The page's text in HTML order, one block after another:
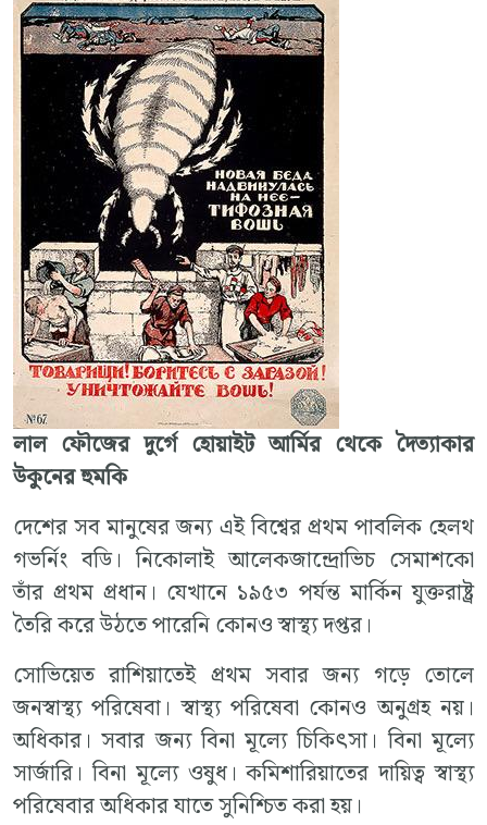
লাল ফৌজের দুর্গে হোয়াইট আর্মির থেকে দৈত্যাকার
উকুনের হুমকি
দেশের সব মানুষের জন্য এই বিশ্বের প্রথম পাবলিক হেলথ
গভর্নিং বডি। নিকোলাই আলেকজান্দ্রোভিচ সেমাশকো
তাঁর প্রথম প্রধান। যেখানে ১৯৫৩ পর্যন্ত মার্কিন যুক্তরাষ্ট্র
তৈরি করে উঠতে পারেনি কোনও স্বাস্থ্য দপ্তর।
সোভিয়েত রাশিয়াতেই প্রথম সবার জন্য গড়ে তোলে
জনস্বাস্থ্য পরিষেবা। স্বাস্থ্য পরিষেবা কোনও অনুগ্রহ নয়।
অধিকার। সবার জন্য বিনা মূল্যে চিকিৎসা। বিনা মূল্যে
সার্জারি। বিনা মূল্যে ওষুধ। কমিশারিয়াতের দায়িত্ব স্বাস্থ্য
পরিষেবার অধিকার যাতে সুনিশ্চিত করা হয়।